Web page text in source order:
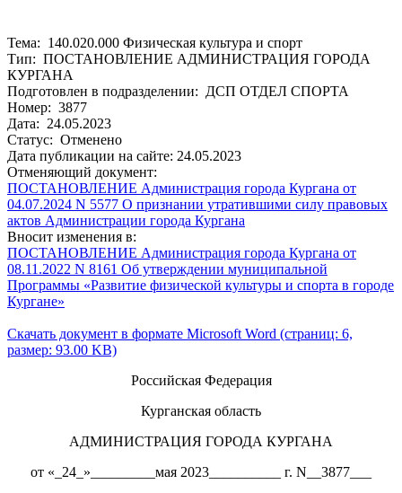
Тема: 140.020.000 Физическая культура и спорт
Тип: ПОСТАНОВЛЕНИЕ АДМИНИСТРАЦИЯ ГОРОДА
КУРГАНА
Подготовлен в подразделении: ДСП ОТДЕЛ СПОРТА
Номер: 3877
Дата: 24.05.2023
Статус: Отменено
Дата публикации на сайте: 24.05.2023
Отменяющий документ:
ПОСТАНОВЛЕНИЕ Администрация города Кургана от
04.07.2024 N 5577 О признании утратившими силу правовых
актов Администрации города Кургана
Вносит изменения в:
ПОСТАНОВЛЕНИЕ Администрация города Кургана от
08.11.2022 N 8161 Об утверждении муниципальной
Программы «Развитие физической культуры и спорта в городе
Кургане»
Скачать документ в формате Microsoft Word (страниц: 6,
размер: 93.00 KB)
Российская Федерация
Курганская область
АДМИНИСТРАЦИЯ ГОРОДА КУРГАНА
от «_24_»_________мая 2023__________ г. N__3877___